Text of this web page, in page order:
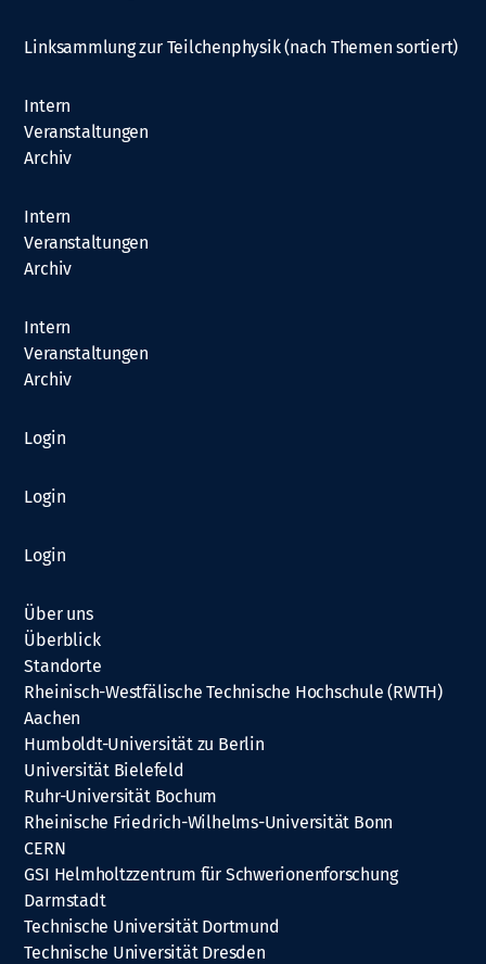
Linksammlung zur Teilchenphysik (nach Themen sortiert)
Intern
Veranstaltungen
Archiv
Intern
Veranstaltungen
Archiv
Intern
Veranstaltungen
Archiv
Login
Login
Login
Über uns
Überblick
Standorte
Rheinisch-Westfälische Technische Hochschule (RWTH)
Aachen
Humboldt-Universität zu Berlin
Universität Bielefeld
Ruhr-Universität Bochum
Rheinische Friedrich-Wilhelms-Universität Bonn
CERN
GSI Helmholtzzentrum für Schwerionenforschung
Darmstadt
Technische Universität Dortmund
Technische Universität Dresden